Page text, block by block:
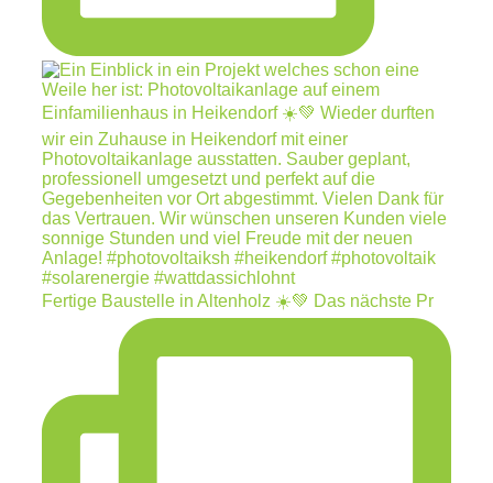
Fertige Baustelle in Altenholz ☀️💚 Das nächste Pr